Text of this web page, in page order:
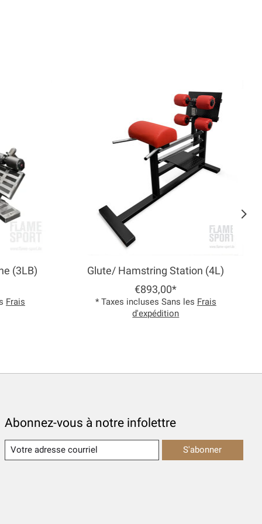
(3LB)
Frais
Glute/ Hamstring Station (4L)
€893,00*
* Taxes incluses Sans les Frais
d'expédition
Abonnez-vous à notre infolettre
S'abonner